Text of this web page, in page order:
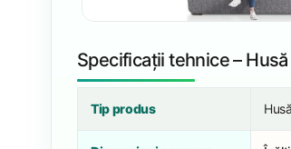
Specificații tehnice –
Tip produs